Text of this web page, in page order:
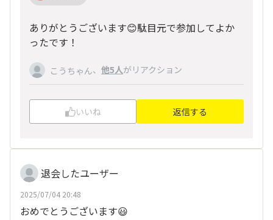
ありがとうございます😊駄目元で参加してよか
ったです！
こうちゃん、 他5人がリアクション
いいね 返信する
退会したユーザー
2025/07/04 20:48
おめでとうございます😃